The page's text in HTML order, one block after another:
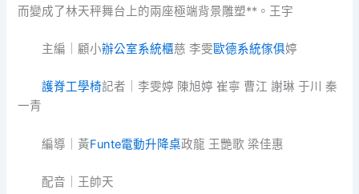
而變成了林天秤舞台上的兩座極端背景雕塑**。王宇
主編｜顧小辦公室系統櫃慈 李雯歐德系統傢俱婷
護脊工學椅記者｜李雯婷 陳旭婷 崔寧 曹江 謝琳 于川 秦
一青
編導｜黃Funte電動升降桌政龍 王艷歌 梁佳惠
配音｜王帥天